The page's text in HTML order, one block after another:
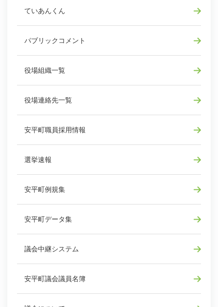
ていあんくん
パブリックコメント
役場組織一覧
役場連絡先一覧
安平町職員採用情報
選挙速報
安平町例規集
安平町データ集
議会中継システム
安平町議会議員名簿